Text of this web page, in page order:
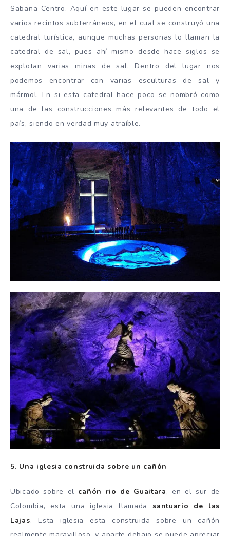
Sabana Centro. Aquí en este lugar se pueden encontrar
varios recintos subterráneos, en el cual se construyó una
catedral turística, aunque muchas personas lo llaman la
catedral de sal, pues ahí mismo desde hace siglos se
explotan varias minas de sal. Dentro del lugar nos
podemos encontrar con varias esculturas de sal y
mármol. En si esta catedral hace poco se nombró como
una de las construcciones más relevantes de todo el
país, siendo en verdad muy atraíble.
5. Una iglesia construida sobre un cañón
Ubicado sobre el cañón rio de Guaitara, en el sur de
Colombia, esta una iglesia llamadasantuario de las
Lajas. Esta iglesia esta construida sobre un cañón